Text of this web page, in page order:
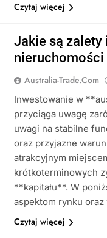
Czytaj więcej
Jakie są
nieruchomości
Australia-Trade.com
Inwestowanie w
przyciąga uwagę
uwagi na stabilne
oraz przyjazne
atrakcyjnym
krótkoterminowych
**kapitału**. W
aspektom rynku
Czytaj więcej